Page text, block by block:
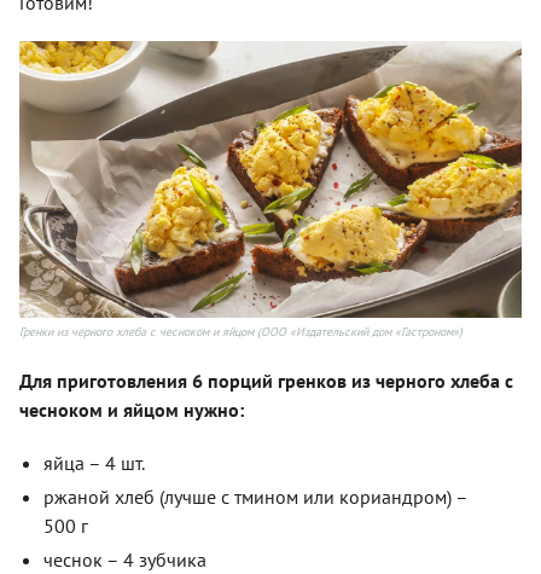
Гренки из черного хлеба с чесноком и яйцом (ООО «Издательский дом «Гастроном»)
Для приготовления 6 порций гренков из черного хлеба с
чесноком и яйцом нужно:
яйца – 4 шт.
ржаной хлеб (лучше с тмином или кориандром) –
500 г
чеснок – 4 зубчика